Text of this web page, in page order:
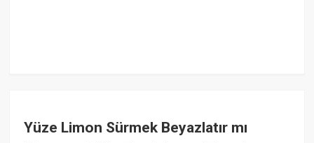
Yüze Limon Sürmek Beyazlatır mı